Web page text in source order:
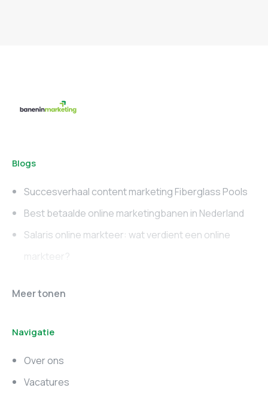
Blogs
Succesverhaal content marketing Fiberglass Pools
Best betaalde online marketingbanen in Nederland
Salaris online markteer: wat verdient een online
markteer?
Online marketing
Marketing vacatures
Zuid-Holland
Marketing vacatures
Meer tonen
Navigatie
Over ons
Vacatures